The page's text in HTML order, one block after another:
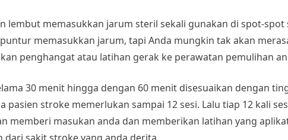
lembut memasukkan jarum steril sekali gunakan di spot-
memasukkan jarum, tapi Anda mungkin tak akan
penghangat atau latihan gerak ke perawatan pemulihan
30 menit hingga dengan 60 menit disesuaikan dengan
stroke memerlukan sampai 12 sesi. Lalu tiap 12 kali
memberi masukan anda dan memberikan latihan yang